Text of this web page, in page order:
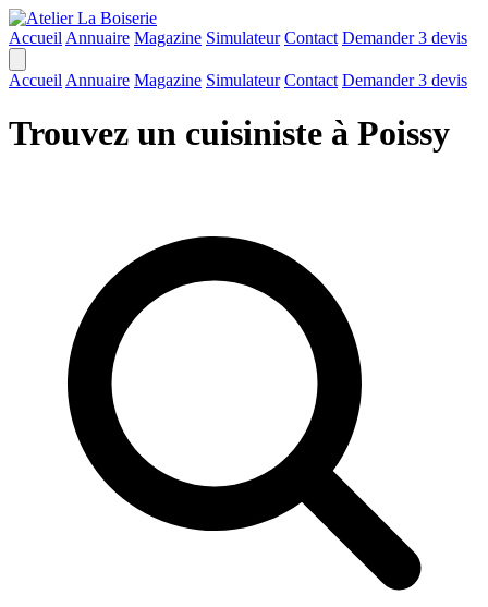
Accueil Annuaire Magazine Simulateur Contact Demander 3 devis
Accueil Annuaire Magazine Simulateur Contact Demander 3 devis
Trouvez un cuisiniste à Poissy